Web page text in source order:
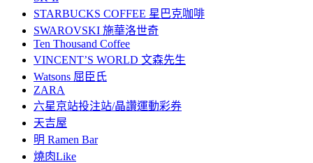
STARBUCKS COFFEE 星巴克咖啡
SWAROVSKI 施華洛世奇
Ten Thousand Coffee
VINCENT’S WORLD 文森先生
Watsons 屈臣氏
ZARA
六星京站投注站/晶讚運動彩券
天吉屋
明 Ramen Bar
燒肉Like